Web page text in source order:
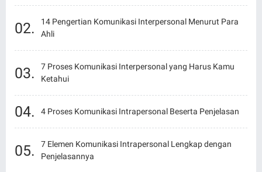
14 Pengertian Komunikasi Interpersonal Menurut Para
Ahli
7 Proses Komunikasi Interpersonal yang Harus Kamu
Ketahui
4 Proses Komunikasi Intrapersonal Beserta Penjelasan
7 Elemen Komunikasi Intrapersonal Lengkap dengan
Penjelasannya